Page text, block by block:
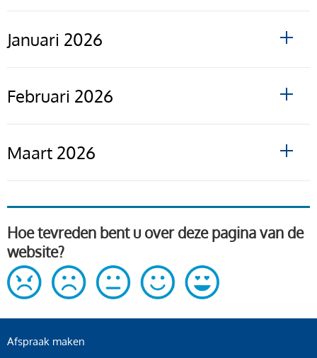
Januari 2026
Februari 2026
Maart 2026
Hoe tevreden bent u over deze pagina van de
website?
Afspraak maken